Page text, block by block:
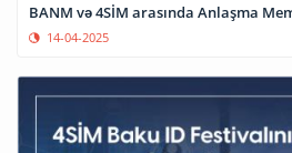
BANM və 4SİM arasında Anlaşma
14-04-2025